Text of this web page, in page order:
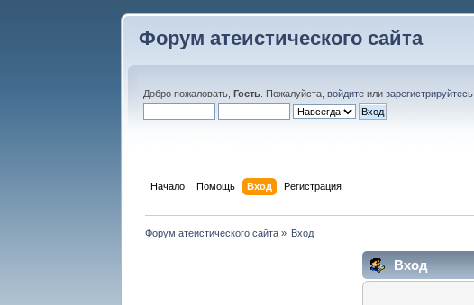
Форум атеистического сайта
Добро пожаловать,Гость . Пожалуйста,войдите илизарегистрируйтесь
Начало Помощь Вход Регистрация
Форум атеистического сайта» Вход
Вход